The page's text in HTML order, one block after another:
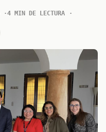
4 MIN DE LECTURA